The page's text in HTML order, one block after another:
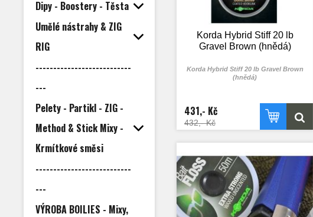
Dipy - Boostery - Těsta
Umělé nástrahy & ZIG
RIG
---------------------------
---
Pelety - Partikl - ZIG -
Method & Stick Mixy -
Krmítkové směsi
---------------------------
---
VÝROBA BOILIES - Mixy,
Korda Hybrid Stiff 20 lb
Gravel Brown (hnědá)
Korda Hybrid Stiff 20 lb Gravel Brown
(hnědá)
431,- Kč
432,- Kč